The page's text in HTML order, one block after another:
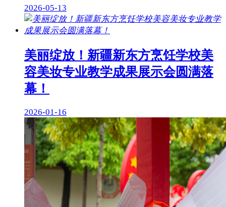
2026-05-13
美丽绽放！新疆新东方烹饪学校美
容美妆专业教学成果展示会圆满落
幕！
2026-01-16